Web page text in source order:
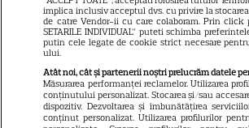
16
Noutăți Netflix
Robert De Niro,
noile sezoane
Banks” și „Un
singurătate”
implica inclusiv acceptul dvs. cu privire la
de catre Vendor-ii cu care colaboram. Prin click
SETARILE INDIVIDUAL” puteti schimba
putin cele legate de cookie strict necesare
ului.
Atât noi, cât și partenerii noștri prelucrăm datele
Măsurarea performanței reclamelor. Utilizarea
conținutului personalizat. Stocarea și/sau
dispozitiv. Dezvoltarea și îmbunătățirea
conținut personalizat. Utilizarea profilurilor